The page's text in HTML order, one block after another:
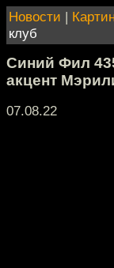
Новости |
клуб
Синий Фил
акцент
07.08.22